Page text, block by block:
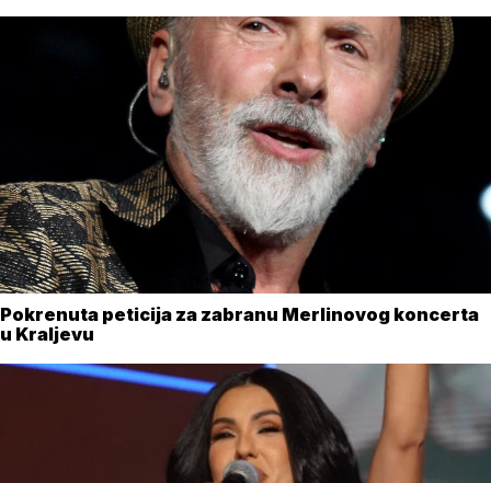
Pokrenuta peticija za zabranu Merlinovog koncerta
u Kraljevu